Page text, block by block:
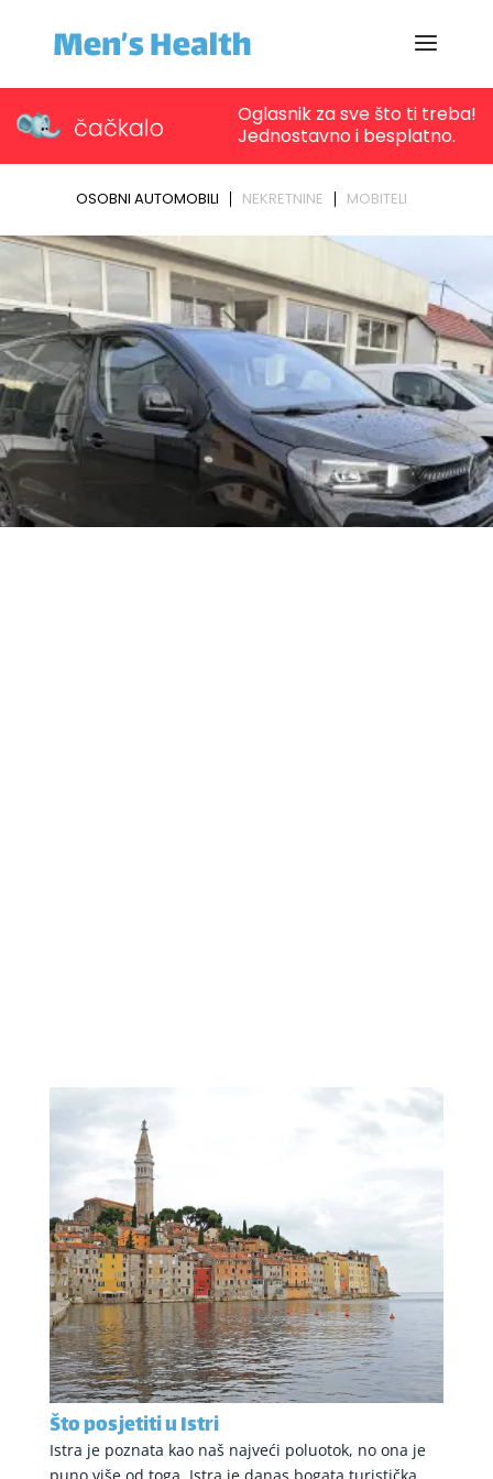
Što posjetiti u Istri
Istra je poznata kao naš najveći poluotok, no ona je